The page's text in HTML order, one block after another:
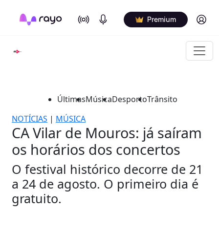
On Air Podcasts Premium Log in
ÚltimasMúsicaDesportoTrânsito
NOTÍCIAS | MÚSICA
CA Vilar de Mouros: já saíram
os horários dos concertos
O festival histórico decorre de 21
a 24 de agosto. O primeiro dia é
gratuito.